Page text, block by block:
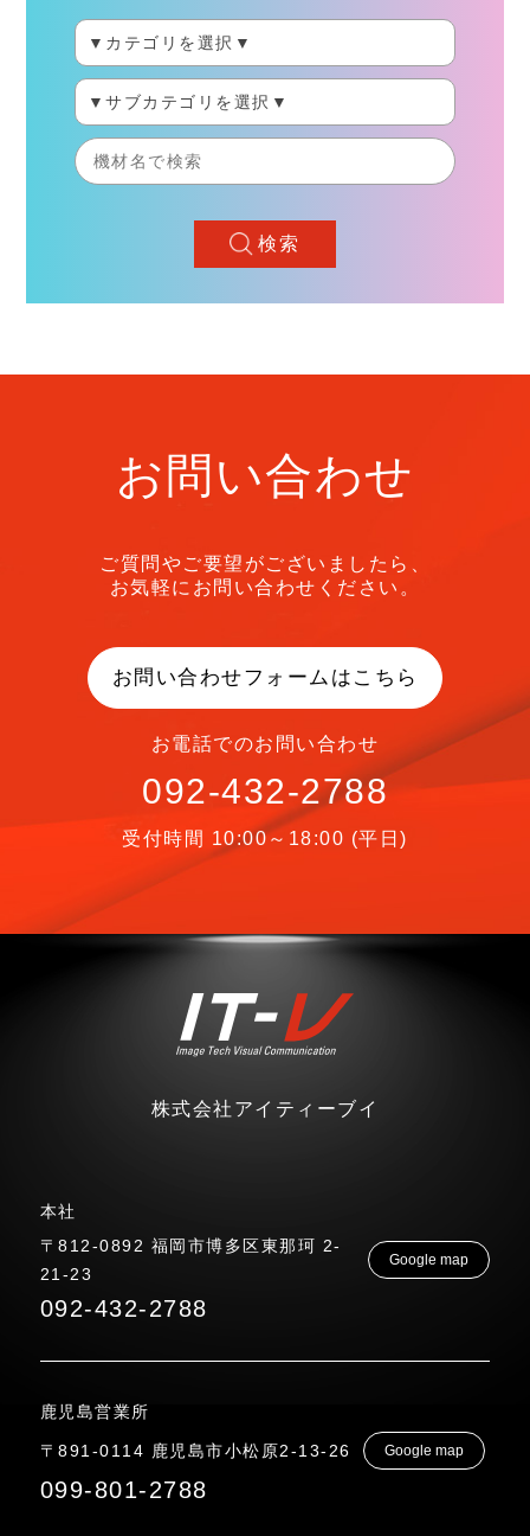
検索
お問い合わせ
ご質問やご要望がございましたら、
お気軽にお問い合わせください。
お問い合わせフォームはこちら
お電話でのお問い合わせ
092-432-2788
受付時間 10:00～18:00 (平日)
株式会社アイティーブイ
本社
〒812-0892 福岡市博多区東那珂 2-
21-23
Google map
092-432-2788
鹿児島営業所
〒891-0114 鹿児島市小松原2-13-26 Google map
099-801-2788